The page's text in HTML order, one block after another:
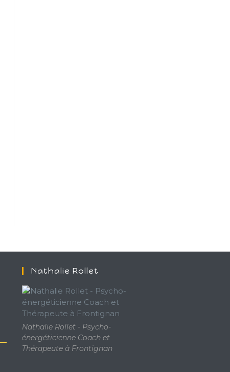
Nathalie Rollet
Nathalie Rollet - Psycho-
énergéticienne Coach et
Thérapeute à Frontignan